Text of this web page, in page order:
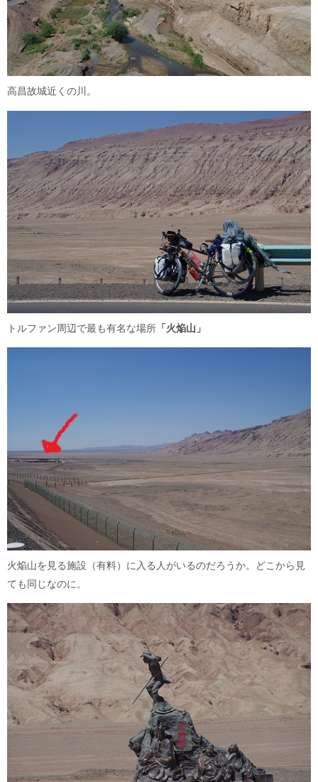
高昌故城近くの川。
トルファン周辺で最も有名な場所 「火焔山」
火焔山を見る施設（有料）に入る人がいるのだろうか。どこから見
ても同じなのに。